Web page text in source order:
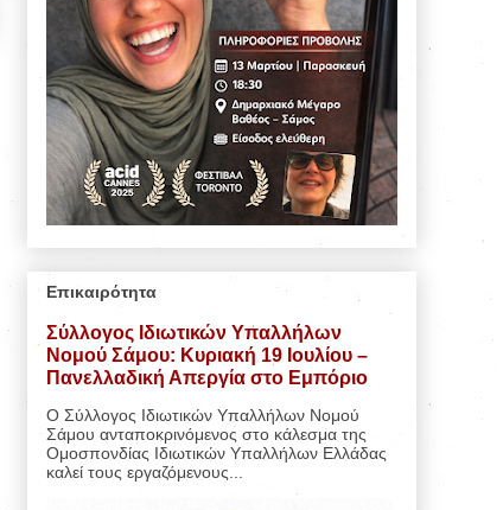
Επικαιρότητα
Σύλλογος Ιδιωτικών Υπαλλήλων
Νομού Σάμου: Κυριακή 19 Ιουλίου –
Πανελλαδική Απεργία στο Εμπόριο
Ο Σύλλογος Ιδιωτικών Υπαλλήλων Νομού
Σάμου ανταποκρινόμενος στο κάλεσμα της
Ομοσπονδίας Ιδιωτικών Υπαλλήλων Ελλάδας
καλεί τους εργαζόμενους...